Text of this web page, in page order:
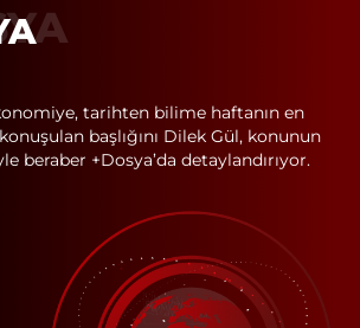
tarihten bilime haftanın en
başlığını Dilek Gül, konunun
beraber +Dosya’da detaylandırıyor.